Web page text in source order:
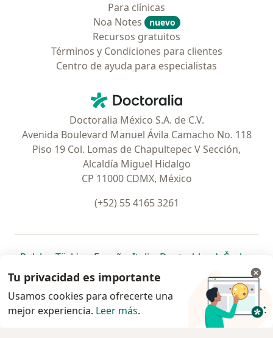
Para clínicas
Noa Notes
nuevo
Recursos gratuitos
Términos y Condiciones para clientes
Centro de ayuda para especialistas
Doctoralia - Página de inicio
Doctoralia México S.A. de C.V.
Avenida Boulevard Manuel Ávila Camacho No. 118
Piso 19 Col. Lomas de Chapultepec V Sección,
Alcaldía Miguel Hidalgo
CP 11000 CDMX, México
(+52) 55 4165 3261
Polska se abre en una nueva pestaña
Türkiye se abre en una nueva pestaña
España se abre en una nueva pestaña
Italia se abre en una nueva
Deutschlandse abre en
Česko
Portugal
se abre en una nueva pestaña
México se abre en una nueva pestaña
Chile se abre en una nueva pestaña
Brasil se abre en una nueva
se abre en
se
se abre en una nueva
www.doctoralia.com.mx © 2026 - Encuentra tu
Tu privacidad es importante
Usamos cookies para ofrecerte una
mejor experiencia. Leer más.